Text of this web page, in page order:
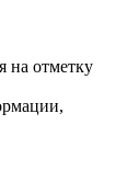
на отметку